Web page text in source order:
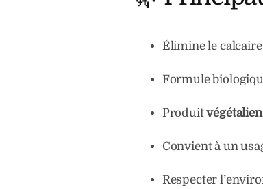
Élimine le
Formule
Produitvégétalien
Convient à un
Respecter